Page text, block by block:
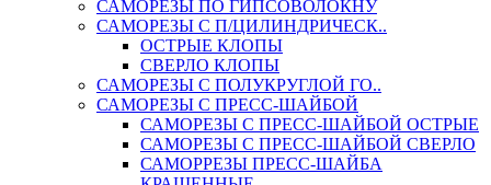
САМОРЕЗЫ ПО ГИПСОВОЛОКНУ
САМОРЕЗЫ С П/ЦИЛИНДРИЧЕСК..
ОСТРЫЕ КЛОПЫ
СВЕРЛО КЛОПЫ
САМОРЕЗЫ С ПОЛУКРУГЛОЙ ГО..
САМОРЕЗЫ С ПРЕСС-ШАЙБОЙ
САМОРЕЗЫ С ПРЕСС-ШАЙБОЙ ОСТРЫЕ
САМОРЕЗЫ С ПРЕСС-ШАЙБОЙ СВЕРЛО
САМОРРЕЗЫ ПРЕСС-ШАЙБА